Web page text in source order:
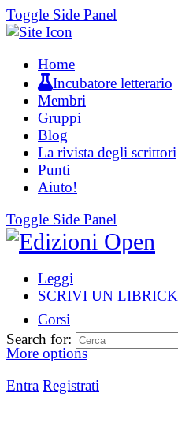
Toggle Side Panel
Home
Incubatore letterario
Membri
Gruppi
Blog
La rivista degli scrittori
Punti
Aiuto!
Toggle Side Panel
Leggi
SCRIVI UN LIBRICK
Corsi
More options
Entra Registrati
Search for: